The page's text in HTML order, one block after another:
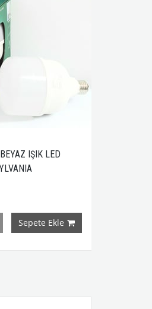
SYLVANIA 8.5W (SARI) 827 LED
AMPUL E27